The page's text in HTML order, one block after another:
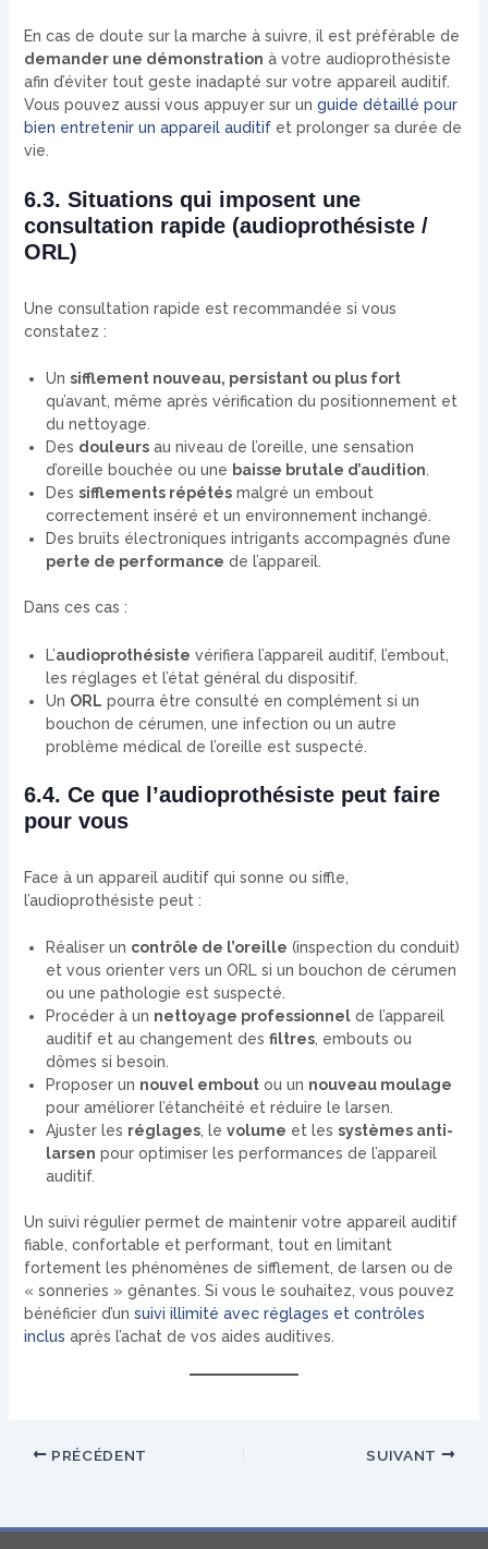
En cas de doute sur la marche à suivre, il est préférable de
demander une démonstration à votre audioprothésiste
afin d’éviter tout geste inadapté sur votre appareil auditif.
Vous pouvez aussi vous appuyer sur un guide détaillé pour
bien entretenir un appareil auditifet prolonger sa durée de
vie.
6.3. Situations qui imposent une
consultation rapide (audioprothésiste /
ORL)
Une consultation rapide est recommandée si vous
constatez :
Un sifflement nouveau, persistant ou plus fort
qu’avant, même après vérification du positionnement et
du nettoyage.
Des douleursau niveau de l’oreille, une sensation
d’oreille bouchée ou une baisse brutale d’audition.
Des sifflements répétésmalgré un embout
correctement inséré et un environnement inchangé.
Des bruits électroniques intrigants accompagnés d’une
perte de performance de l’appareil.
Dans ces cas :
L’audioprothésiste vérifiera l’appareil auditif, l’embout,
les réglages et l’état général du dispositif.
Un ORL pourra être consulté en complément si un
bouchon de cérumen, une infection ou un autre
problème médical de l’oreille est suspecté.
6.4. Ce que l’audioprothésiste peut faire
pour vous
Face à un appareil auditif qui sonne ou siffle,
l’audioprothésiste peut :
Réaliser un contrôle de l’oreille (inspection du conduit)
et vous orienter vers un ORL si un bouchon de cérumen
ou une pathologie est suspecté.
Procéder à un nettoyage professionnelde l’appareil
auditif et au changement des filtres, embouts ou
dômes si besoin.
Proposer un nouvel emboutou un nouveau moulage
pour améliorer l’étanchéité et réduire le larsen.
Ajuster les réglages, le volume et les systèmes anti-
larsen pour optimiser les performances de l’appareil
auditif.
Un suivi régulier permet de maintenir votre appareil auditif
fiable, confortable et performant, tout en limitant
fortement les phénomènes de sifflement, de larsen ou de
« sonneries » gênantes. Si vous le souhaitez, vous pouvez
bénéficier d’un suivi illimité avec réglages et contrôles
inclus après l’achat de vos aides auditives.
PRÉCÉDENT SUIVANT